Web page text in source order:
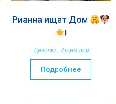
Рианна ищет Дом
!
Девочки, Ищем дом!
Подробнее